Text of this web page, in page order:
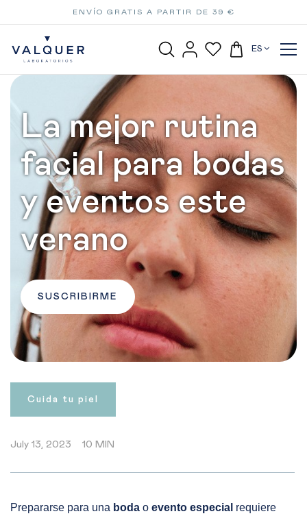
ENVÍO GRATIS A PARTIR DE 39 €
ES
La mejor rutina
facial para bodas
y eventos este
verano
SUSCRIBIRME
Cuida tu piel
July 13, 2023 10 MIN
Prepararse para una boda o evento especial requiere